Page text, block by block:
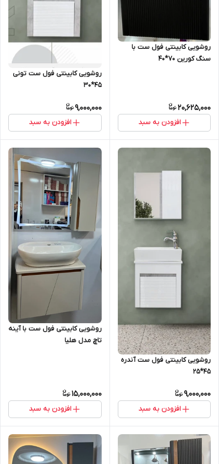
روشویی کابینتی فول ست با
سنگ کورین ۷۰*۴۰
20,625,000
افزودن به سبد
روشویی کابینتی فول ست تونی
45*30
9,000,000
افزودن به سبد
روشویی کابینتی فول ست آندره
45*25
9,000,000
افزودن به سبد
روشویی کابینتی فول ست با آینه
تاچ مدل هلیا
15,000,000
افزودن به سبد